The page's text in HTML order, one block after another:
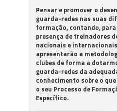
Pensar e promover o
guarda-redes nas suas
formação, contando,
presença de treinadores
nacionais e
apresentarão a
clubes de forma a
guarda-redes da
conhecimento sobre o
o seu Processo de
Específico.